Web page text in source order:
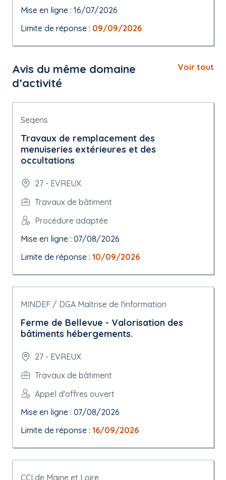
Mise en ligne : 16/07/2026
Limite de réponse : 09/09/2026
Avis du même domaine
d’activité
Voir tout
Seqens
Travaux de remplacement des
menuiseries extérieures et des
occultations
27 - EVREUX
Travaux de bâtiment
Procédure adaptée
Mise en ligne : 07/08/2026
Limite de réponse : 10/09/2026
MINDEF / DGA Maîtrise de l'information
Ferme de Bellevue - Valorisation des
bâtiments hébergements.
27 - EVREUX
Travaux de bâtiment
Appel d'offres ouvert
Mise en ligne : 07/08/2026
Limite de réponse : 16/09/2026
CCI de Maine et Loire